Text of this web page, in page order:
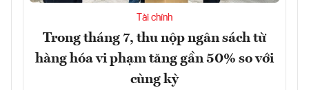
Tài chính
Trong tháng 7, thu nộp ngân sách từ
hàng hóa vi phạm tăng gần 50% so với
cùng kỳ